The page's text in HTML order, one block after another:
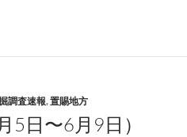
調査速報,置賜地方
5日〜6月9日）